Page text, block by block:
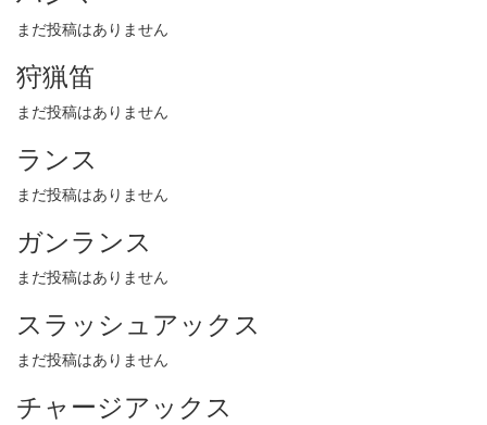
まだ投稿はありません
狩猟笛
まだ投稿はありません
ランス
まだ投稿はありません
ガンランス
まだ投稿はありません
スラッシュアックス
まだ投稿はありません
チャージアックス